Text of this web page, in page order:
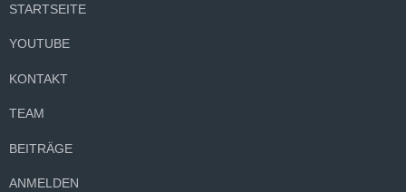
STARTSEITE
YOUTUBE
KONTAKT
TEAM
BEITRÄGE
ANMELDEN